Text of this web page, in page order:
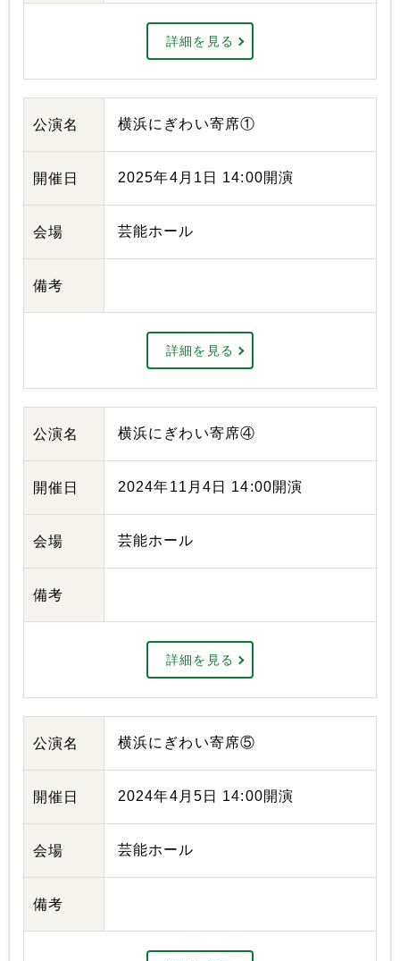
詳細を見る
公演名 横浜にぎわい寄席①
開催日 2025年4月1日 14:00開演
会場 芸能ホール
備考
詳細を見る
公演名 横浜にぎわい寄席④
開催日 2024年11月4日 14:00開演
会場 芸能ホール
備考
詳細を見る
公演名 横浜にぎわい寄席⑤
開催日 2024年4月5日 14:00開演
会場 芸能ホール
備考